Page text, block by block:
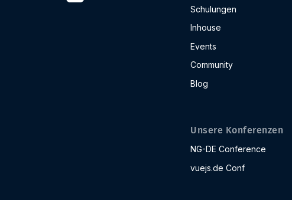
Schulungen
Inhouse
Events
Community
Blog
Unsere Konferenzen
NG-DE Conference
vuejs.de Conf